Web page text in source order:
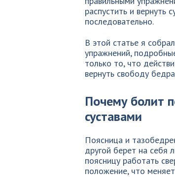
распустить и вернуть
последовательно.
В этой статье я
упражнений,
только то, что
вернуть свободу
Почему болит
суставами
Поясница и
другой берет на себя
поясницу работать
положение, что